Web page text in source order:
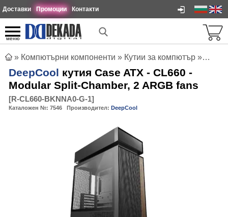
Доставки Промоции Контакти
меню
» Компютърни компоненти » Кутии за компютър »
DeepCool кутия Case ATX - CL660 -
Modular Split-Chamber, 2 ARGB fans
[R-CL660-BKNNA0-G-1]
Каталожен №: 7546 Производител: DeepCool